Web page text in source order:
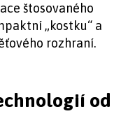
štosovaného
„kostku“ a
rozhraní.
od